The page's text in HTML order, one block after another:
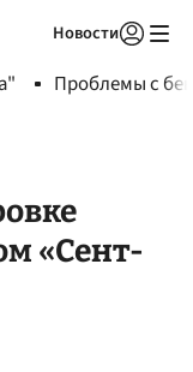
Новости
Проблемы с
«Сент-